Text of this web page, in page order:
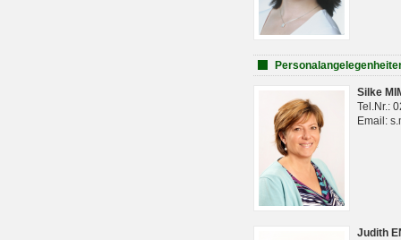
Silke
Tel.Nr.:
Email:
Judith